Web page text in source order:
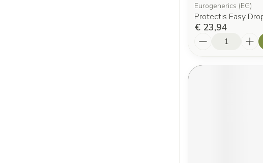
Eurogenerics (EG)
Protectis Easy
€ 23,94